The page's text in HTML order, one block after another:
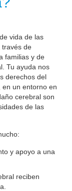
vida de las
través de
familias y de
Tu ayuda nos
derechos del
en un entorno en
cerebral son
de las
y apoyo a una
reciben